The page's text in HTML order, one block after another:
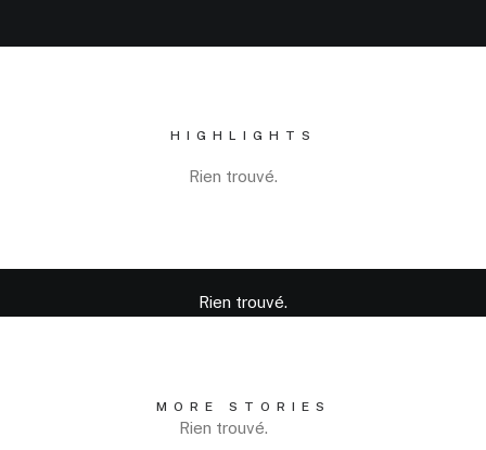
HIGHLIGHTS
Rien trouvé.
Rien trouvé.
MORE STORIES
Rien trouvé.